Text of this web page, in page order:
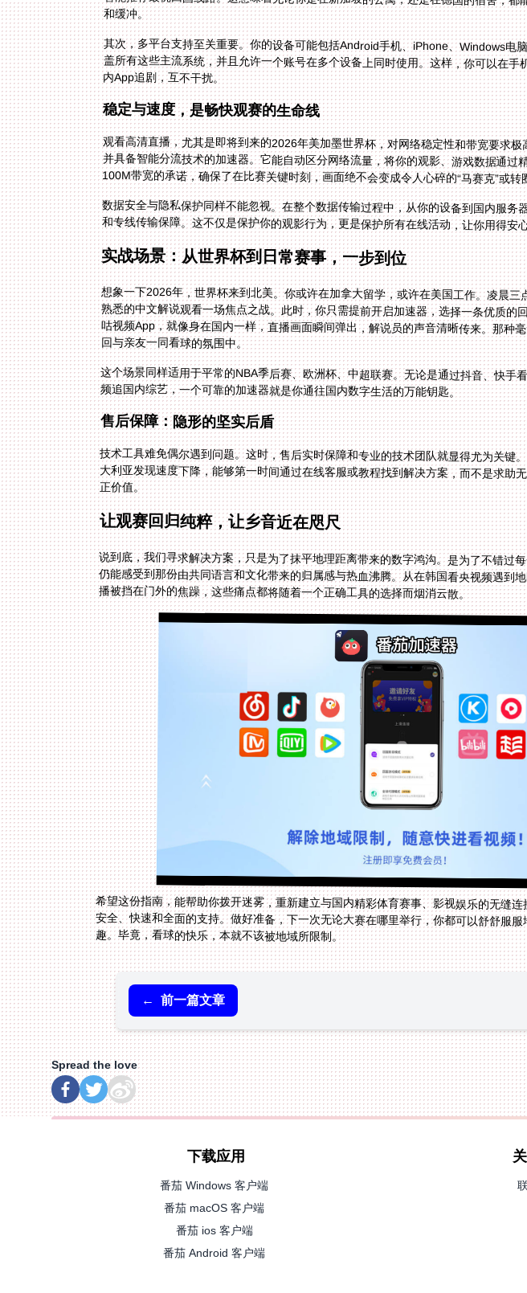
和缓冲。
其次，多平台支持至关重要。你的设备可能包括Android手机、iPhone、Windows电
盖所有这些主流系统，并且允许一个账号在多个设备上同时使用。这样，你可以在手
内App追剧，互不干扰。
稳定与速度，是畅快观赛的生命线
观看高清直播，尤其是即将到来的2026年美加墨世界杯，对网络稳定性和带宽要求
并具备智能分流技术的加速器。它能自动区分网络流量，将你的观影、游戏数据
100M带宽的承诺，确保了在比赛关键时刻，画面绝不会变成令人心碎的“马赛克”或转
数据安全与隐私保护同样不能忽视。在整个数据传输过程中，从你的设备到国内服务
和专线传输保障。这不仅是保护你的观影行为，更是保护所有在线活动，让你用得安
实战场景：从世界杯到日常赛事，一步到位
想象一下2026年，世界杯来到北美。你或许在加拿大留学，或许在美国工作。凌晨
熟悉的中文解说观看一场焦点之战。此时，你只需提前开启加速器，选择一条优质
咕视频App，就像身在国内一样，直播画面瞬间弹出，解说员的声音清晰传来。那种
回与亲友一同看球的氛围中。
这个场景同样适用于平常的NBA季后赛、欧洲杯、中超联赛。无论是通过抖音、快手
频追国内综艺，一个可靠的加速器就是你通往国内数字生活的万能钥匙。
售后保障：隐形的坚实后盾
技术工具难免偶尔遇到问题。这时，售后实时保障和专业的技术团队就显得尤为关键
大利亚发现速度下降，能够第一时间通过在线客服或教程找到解决方案，而不是求助
正价值。
让观赛回归纯粹，让乡音近在咫尺
说到底，我们寻求解决方案，只是为了抹平地理距离带来的数字鸿沟。是为了不错过
仍能感受到那份由共同语言和文化带来的归属感与热血沸腾。从在韩国看央视频遇到
播被挡在门外的焦躁，这些痛点都将随着一个正确工具的选择而烟消云散。
希望这份指南，能帮助你拨开迷雾，重新建立与国内精彩体育赛事、影视娱乐的无缝
安全、快速和全面的支持。做好准备，下一次无论大赛在哪里举行，你都可以舒舒服
趣。毕竟，看球的快乐，本就不该被地域所限制。
← 前一篇文章
Spread the love
下载应用
番茄 Windows 客户端
番茄 macOS 客户端
番茄 ios 客户端
番茄 Android 客户端